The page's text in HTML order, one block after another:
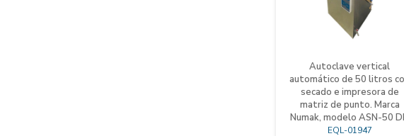
Autoclave vertical
automático de 50 litros
secado e impresora de
matriz de punto. Marca
Numak, modelo ASN-50
EQL-01947